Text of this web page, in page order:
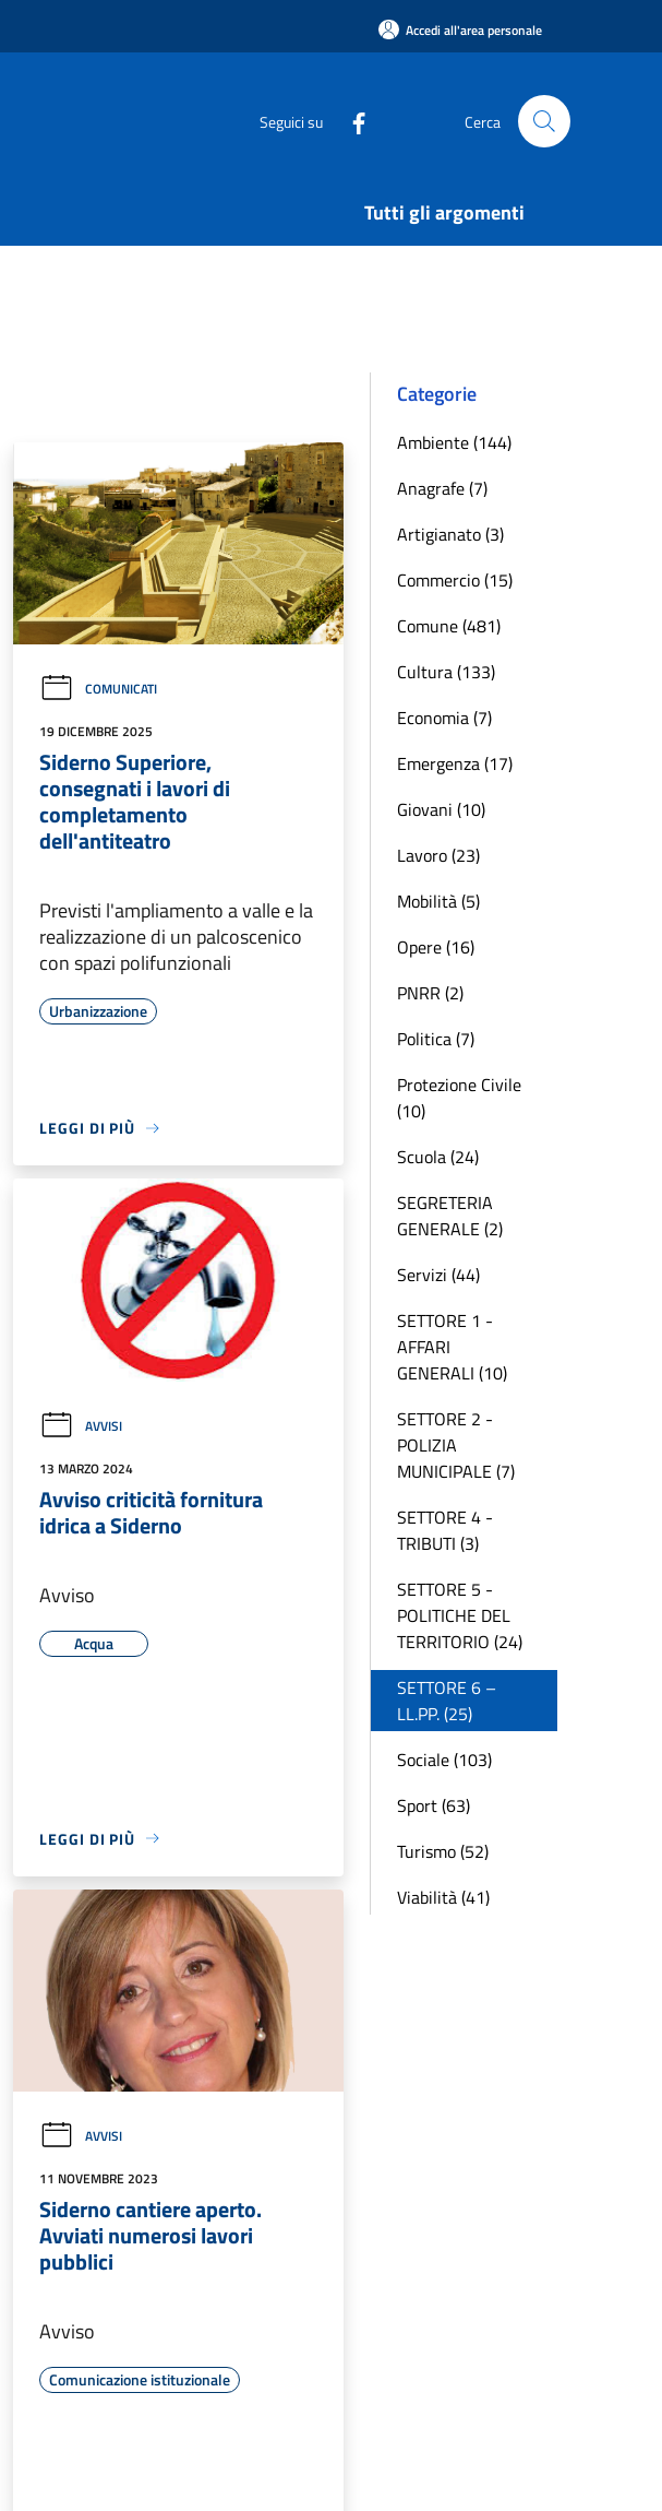
Accedi all'area personale
Seguici su Cerca
Tutti gli argomenti
COMUNICATI
19 DICEMBRE 2025
Siderno Superiore,
consegnati i lavori di
completamento
dell'antiteatro
Previsti l'ampliamento a valle e la
realizzazione di un palcoscenico
con spazi polifunzionali
Urbanizzazione
LEGGI DI PIÙ
AVVISI
13 MARZO 2024
Avviso criticità fornitura
idrica a Siderno
Avviso
Acqua
LEGGI DI PIÙ
AVVISI
11 NOVEMBRE 2023
Siderno cantiere aperto.
Avviati numerosi lavori
pubblici
Avviso
Comunicazione istituzionale
Categorie
Ambiente (144)
Anagrafe (7)
Artigianato (3)
Commercio (15)
Comune (481)
Cultura (133)
Economia (7)
Emergenza (17)
Giovani (10)
Lavoro (23)
Mobilità (5)
Opere (16)
PNRR (2)
Politica (7)
Protezione Civile
(10)
Scuola (24)
SEGRETERIA
GENERALE (2)
Servizi (44)
SETTORE 1 -
AFFARI
GENERALI (10)
SETTORE 2 -
POLIZIA
MUNICIPALE (7)
SETTORE 4 -
TRIBUTI (3)
SETTORE 5 -
POLITICHE DEL
TERRITORIO (24)
SETTORE 6 –
LL.PP. (25)
Sociale (103)
Sport (63)
Turismo (52)
Viabilità (41)